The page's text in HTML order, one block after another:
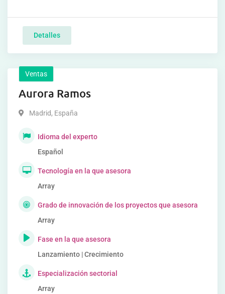
Detalles
Ventas
Aurora Ramos
Madrid, España
Idioma del experto
Español
Tecnología en la que asesora
Array
Grado de innovación de los proyectos que asesora
Array
Fase en la que asesora
Lanzamiento | Crecimiento
Especialización sectorial
Array